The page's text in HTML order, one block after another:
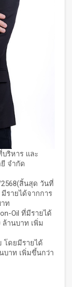
ริหาร และ
จำกัด
2568(สิ้นสุด วันที่
รายได้จากการ
ท
Oil ที่มีรายได้
ล้านบาท เพิ่ม
โดยมีรายได้
บาท เพิ่มขึ้นกว่า